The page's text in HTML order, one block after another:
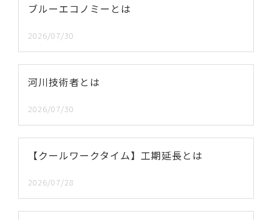
ブルーエコノミーとは
2026/07/30
河川技術者とは
2026/07/30
【クールワークタイム】工期延長とは
2026/07/28